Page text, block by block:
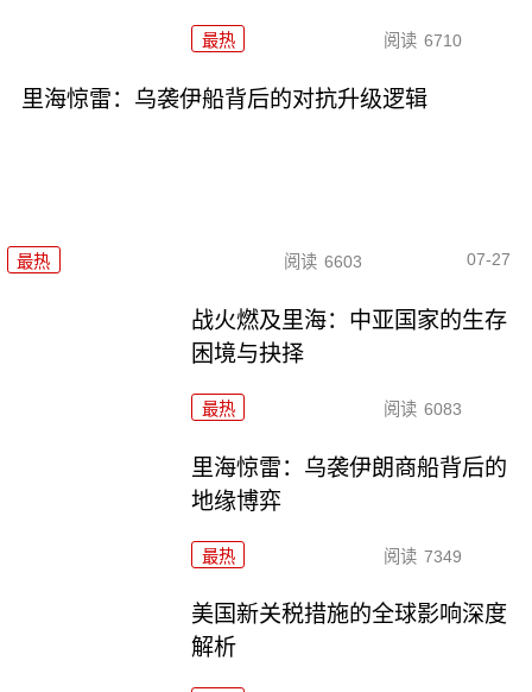
最热 阅读 6710
里海惊雷：乌袭伊船背后的对抗升级逻辑
最热 阅读 6603 07-27
战火燃及里海：中亚国家的生存
困境与抉择
最热 阅读 6083
里海惊雷：乌袭伊朗商船背后的
地缘博弈
最热 阅读 7349
美国新关税措施的全球影响深度
解析